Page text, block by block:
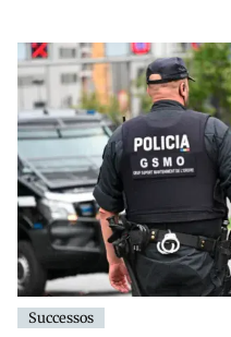
Successos